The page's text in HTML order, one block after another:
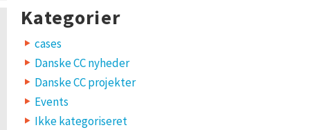
Kategorier
cases
Danske CC nyheder
Danske CC projekter
Events
Ikke kategoriseret